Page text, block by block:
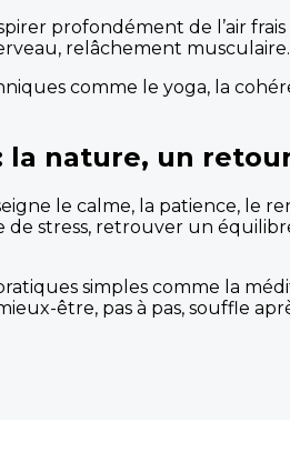
profondément de l’air
relâchement musculaire.
comme le yoga, la
la nature, un
le calme, la patience, le
de stress, retrouver un
simples comme la
être, pas à pas, souffle